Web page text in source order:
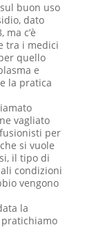
buon uso
dato
c’è
tra i medici
quello
e
la pratica
vagliato
per
si vuole
il tipo di
condizioni
vengono
la